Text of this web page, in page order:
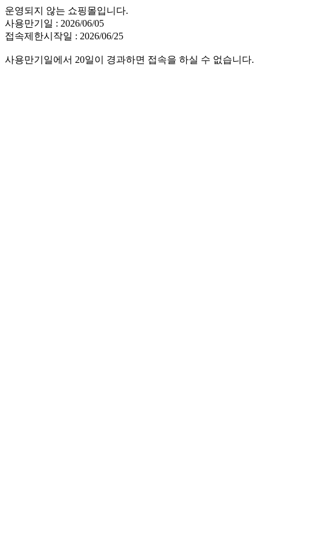
운영되지 않는 쇼핑몰입니다.
사용만기일 : 2026/06/05
접속제한시작일 : 2026/06/25
사용만기일에서 20일이 경과하면 접속을 하실 수 없습니다.